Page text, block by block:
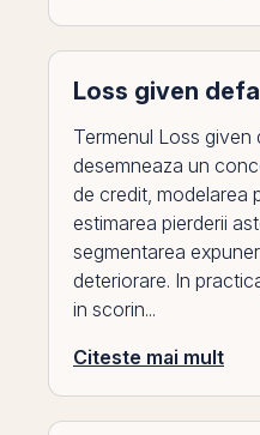
Loss given
Termenul Loss
desemneaza un
de credit, modelarea
estimarea pierderii
segmentarea
deteriorare. In
in scorin...
Citeste mai mult